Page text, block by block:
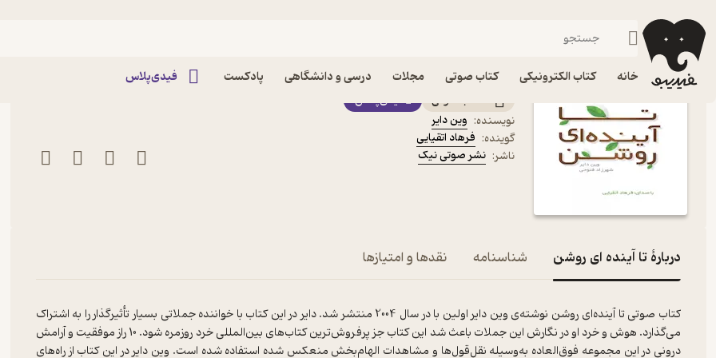
خانه کتاب الکترونیکی کتاب صوتی مجلات درسی و دانشگاهی پادکست فیدی‌پلاس
فیدیبو کتاب صوتی
کتاب صوتی تا آینده ای روشن اثر وین دایر
کتاب صوتی
فیدی‌پلاس
نویسنده: وین دایر
گوینده: فرهاد اتقیایی
ناشر: نشر صوتی نیک
دربارۀ تا آینده ای روشن شناسنامه نقدها و امتیازها
کتاب صوتی تا آینده‌ای روشن نوشته‌ی وین دایر اولین با در سال 2004 منتشر شد. دایر در این کتاب با خواننده جملاتی بسیار تأثیرگذار را به اشتراک
می‌گذارد. هوش و خرد او در نگارش این جملات باعث شد این کتاب جز پرفروش‌ترین کتاب‌های بین‌المللی خرد روزمره شود. 10 راز موفقیت و آرامش
درونی در این مجموعه فوق‌العاده به‌وسیله نقل‌قول‌ها و مشاهدات الهام‌بخش منعکس شده استفاده شده است. وین دایر در این کتاب از راه‌های